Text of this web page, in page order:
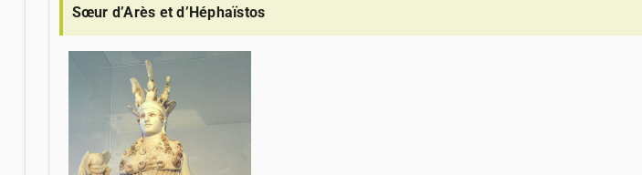
Sœur d’Arès et d’Héphaïstos